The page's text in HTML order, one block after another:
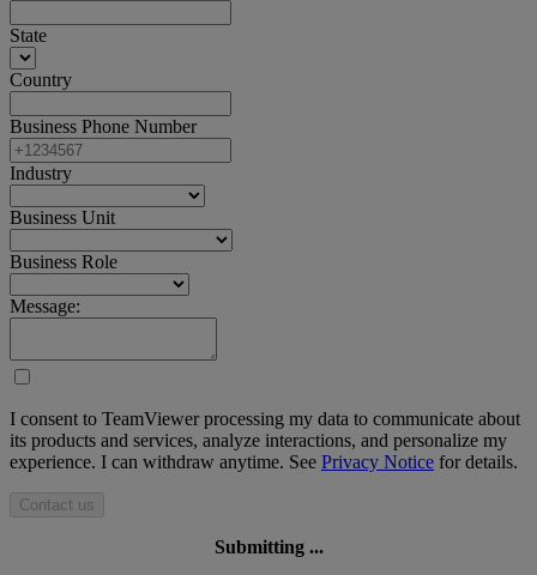
State
Country
Business Phone Number
Industry
Business Unit
Business Role
Message:
I consent to TeamViewer processing my data to communicate about
its products and services, analyze interactions, and personalize my
experience. I can withdraw anytime. See Privacy Notice for details.
Contact us
Submitting ...